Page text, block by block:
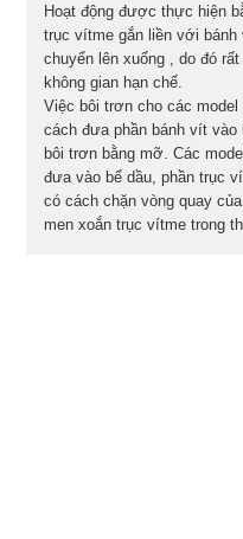
Hoạt động được thực hiện
trục vítme gắn liền với
chuyển lên xuống , do đó
không gian hạn chế.
Việc bôi trơn cho các
cách đưa phần bánh vít
bôi trơn bằng mỡ. Các
đưa vào bể dầu, phần trục
có cách chặn vòng quay
men xoắn trục vítme trong